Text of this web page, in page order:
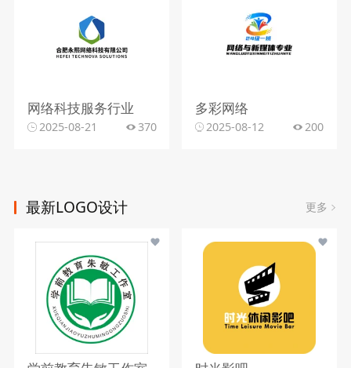
网络科技服务行业
2025-08-21 370
多彩网络
2025-08-12 200
最新LOGO设计 更多